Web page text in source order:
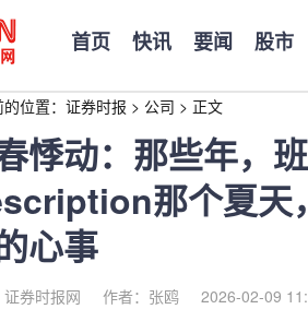
首页 快讯 要闻 股市
位置： 证券时报 > 公司 > 正文
悸动：那些年，
那个夏天
心事
证券时报网 作者：张鸥 2026-02-09